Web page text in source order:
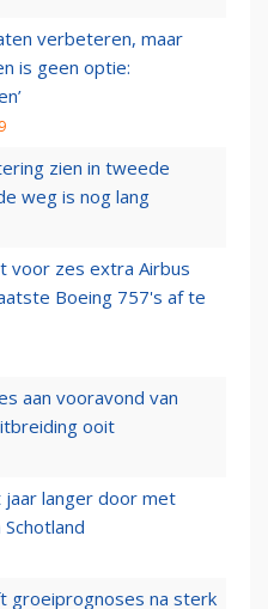
verbeteren, maar
is geen optie:
zien in tweede
weg is nog lang
voor zes extra Airbus
Boeing 757's af te
aan vooravond van
ooit
jaar langer door met
groeiprognoses na sterk